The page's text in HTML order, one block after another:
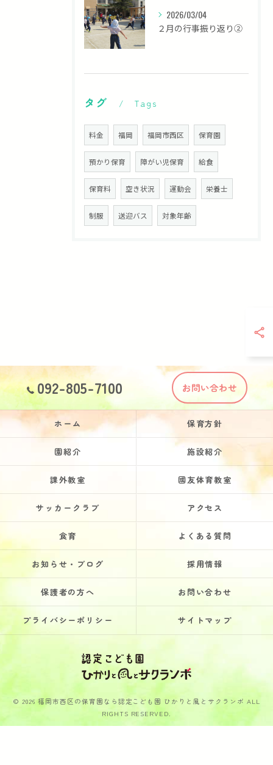
2026/03/04
２月の行事振り返り②
タグ Tags
料金 福岡 福岡市西区 保育園
預かり保育 障がい児保育 給食
保育料 空き状況 運動会 栄養士
制服 送迎バス 対象年齢
092-805-7100 お問い合わせ
ホーム 保育方針
園紹介 施設紹介
課外教室 國友体育教室
サッカークラブ アクセス
食育 よくある質問
お知らせ・ブログ 採用情報
保護者の方へ お問い合わせ
プライバシーポリシー サイトマップ
© 2026 福岡市西区の保育園なら認定こども園 ひかりと風とサクランボ ALL
RIGHTS RESERVED.